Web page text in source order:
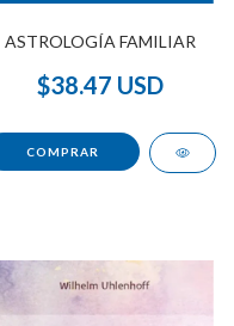
ASTROLOGÍA FAMILIAR
$38.47 USD